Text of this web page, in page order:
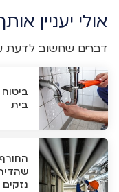
אולי יעניין
דברים שחשוב לדעת
בית
נזקים